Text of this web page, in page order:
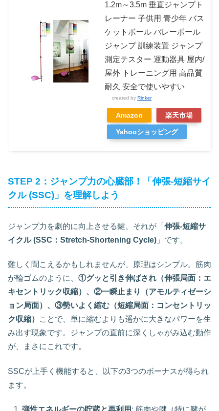
1.2m～3.5m 垂直ジャンプト
レーナー 子供用 青少年 バス
ケットボール バレーボール
ジャンプ 訓練装置 ジャンプ
測定テスター 運動器具 屋内/
屋外 トレーニング用 高品質
耐久 安全で使いやすい
created by Rinker
Amazon 楽天市場
Yahooショッピング
STEP 2：ジャンプ力の心臓部！「伸張-短縮サイ
クル (SSC)」を理解しよう
ジャンプ力を劇的に向上させる鍵、それが「 伸張-短縮サ
イクル (SSC：Stretch-Shortening Cycle) 」です。
難しく聞こえるかもしれませんが、原理はシンプル。筋肉
が輪ゴムのように、 ①グッと引き伸ばされ（伸張局面：エ
キセントリック収縮）、②一瞬止まり（アモルティゼーシ
ョン局面）、③勢いよく縮む（短縮局面：コンセントリッ
ク収縮）
ことで、単に縮むよりも遥かに大きなパワーを生
み出す現象です。ジャンプの直前に深くしゃがみ込む動作
が、まさにこれです。
SSCが上手く機能すると、以下の3つのボーナスが得られ
ます。
弾性エネルギーの貯蔵と再利用 : 筋肉や腱（特に腱が